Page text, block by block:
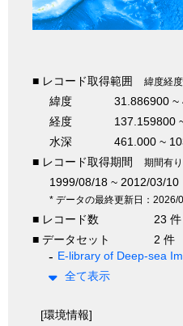
■ レコード取得範囲 緯度経
緯度
31.886900 ~
経度
137.159800
水深
461.000 ~
■ レコード取得期間
期間有り
1999/08/18 ~ 2012/03/10
* データの最終更新日：2026/
■ レコード数
23 件
■ データセット
2 件
E-library of Deep-sea
全て表示
[環境情報]